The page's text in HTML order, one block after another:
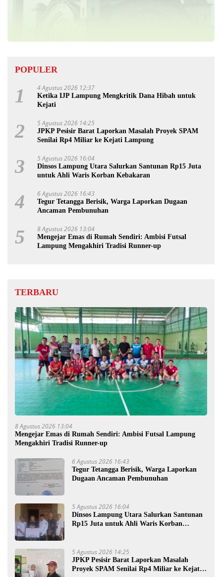
POPULER
1 4 Agustus 2026 12:37
Ketika IJP Lampung Mengkritik Dana Hibah untuk
Kejati
2 5 Agustus 2026 14:25
JPKP Pesisir Barat Laporkan Masalah Proyek SPAM
Senilai Rp4 Miliar ke Kejati Lampung
3 5 Agustus 2026 16:04
Dinsos Lampung Utara Salurkan Santunan Rp15 Juta
untuk Ahli Waris Korban Kebakaran
4 6 Agustus 2026 16:43
Tegur Tetangga Berisik, Warga Laporkan Dugaan
Ancaman Pembunuhan
5 8 Agustus 2026 13:04
Mengejar Emas di Rumah Sendiri: Ambisi Futsal
Lampung Mengakhiri Tradisi Runner-up
TERBARU
8 Agustus 2026 13:04
Mengejar Emas di Rumah Sendiri: Ambisi Futsal Lampung
Mengakhiri Tradisi Runner-up
6 Agustus 2026 16:43
Tegur Tetangga Berisik, Warga Laporkan
Dugaan Ancaman Pembunuhan
5 Agustus 2026 16:04
Dinsos Lampung Utara Salurkan Santunan
Rp15 Juta untuk Ahli Waris Korban
5 Agustus 2026 14:25
JPKP Pesisir Barat Laporkan Masalah
Proyek SPAM Senilai Rp4 Miliar ke Kejati